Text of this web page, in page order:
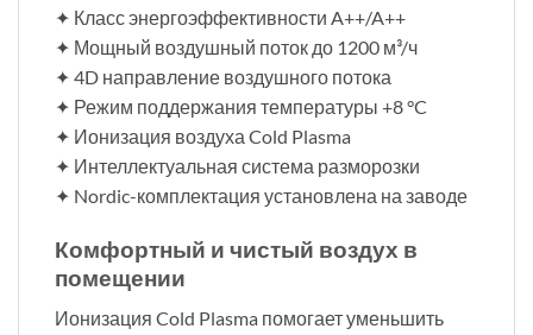
✦ Класс энергоэффективности A++/A++
✦ Мощный воздушный поток до 1200 м³/ч
✦ 4D направление воздушного потока
✦ Режим поддержания температуры +8 °C
✦ Ионизация воздуха Cold Plasma
✦ Интеллектуальная система разморозки
✦ Nordic-комплектация установлена на заводе
Комфортный и чистый воздух в
помещении
Ионизация Cold Plasma помогает уменьшить